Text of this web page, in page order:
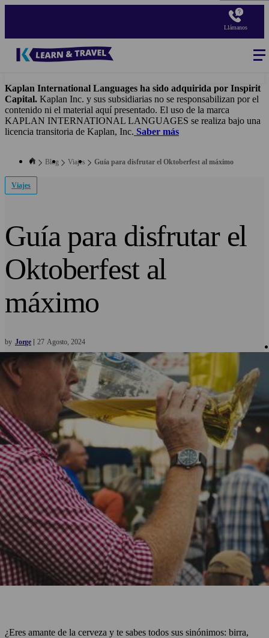
Llámanos
Kaplan International Languages ha sido adquirida por Inspirit
Capital. Kaplan Inc. y sus subsidiarias no se responsabilizan por el
contenido ni el material aquí presentado. El uso de la marca
KAPLAN INTERNATIONAL LANGUAGES se realiza bajo una
licencia transitoria de Kaplan, Inc. Saber más
Blog Viajes Guía para disfrutar el Oktoberfest al máximo
Viajes
Guía para disfrutar el
Oktoberfest al
máximo
by Jorge 27 Agosto 2024
¿Eres amante de la cerveza y te sabes todos sus sinónimos: birra,